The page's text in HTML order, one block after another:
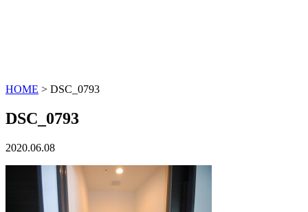
HOME > DSC_0793
DSC_0793
2020.06.08